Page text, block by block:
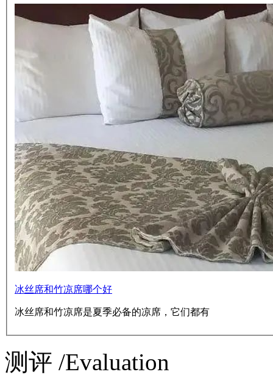
冰丝席和竹凉席哪个好
冰丝席和竹凉席是夏季必备的凉席，它们都有
测评 /Evaluation